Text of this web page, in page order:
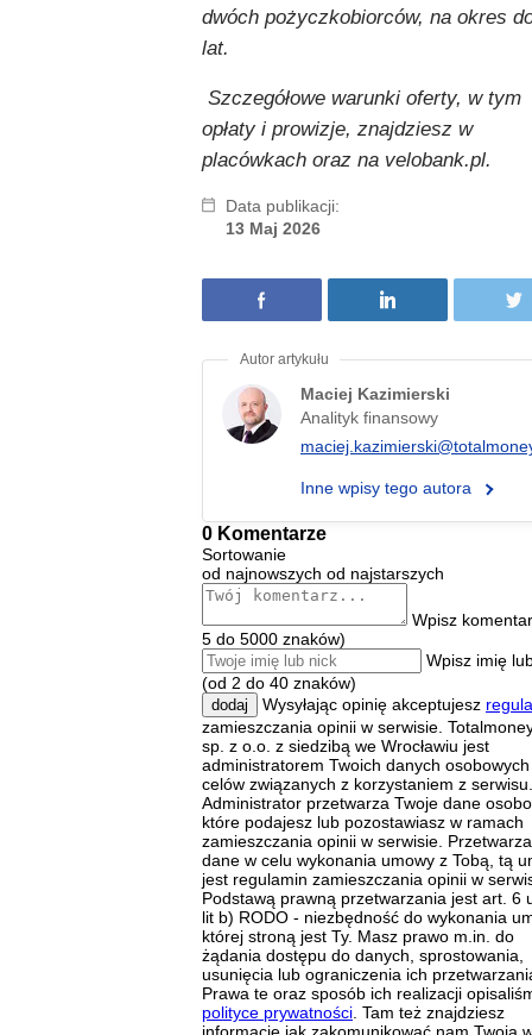
dwóch pożyczkobiorców, na okres
lat.
Szczegółowe warunki oferty, w tym
opłaty i prowizje, znajdziesz w
placówkach oraz na velobank.pl.
Data publikacji:
13 Maj 2026
Maciej Kazimierski
Analityk finansowy
Inne wpisy tego autora
0 Komentarze
Sortowanie
od najnowszych od najstarszych
Wpisz
5 do 5000 znaków)
Wpisz imię
(od 2 do 40 znaków)
dodaj Wysyłając opinię akceptujesz
zamieszczania opinii w serwisie.
sp. z o.o. z siedzibą we Wrocławiu jest
administratorem Twoich danych
celów związanych z korzystaniem z serwisu.
Administrator przetwarza Twoje dane
które podajesz lub pozostawiasz w ramach
zamieszczania opinii w serwisie.
dane w celu wykonania umowy z Tobą, tą
jest regulamin zamieszczania opinii w
Podstawą prawną przetwarzania jest art. 6
lit b) RODO - niezbędność do wykonania
której stroną jest Ty. Masz prawo m.in. do
żądania dostępu do danych, sprostowania,
usunięcia lub ograniczenia ich
Prawa te oraz sposób ich realizacji
polityce prywatności. Tam też znajdziesz